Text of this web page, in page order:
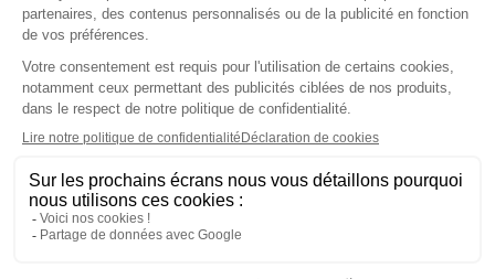
Vitry
Super Polissoir
Prix moyen constaté
5,68 €
Be Green vernis à ongles